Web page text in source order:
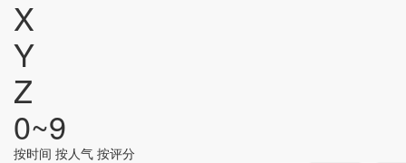
X
Y
Z
0~9
按时间 按人气 按评分